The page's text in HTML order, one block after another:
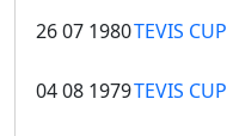
26 07 1980TEVIS CUP
04 08 1979TEVIS CUP